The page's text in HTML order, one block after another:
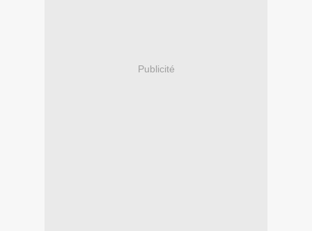
Publicité